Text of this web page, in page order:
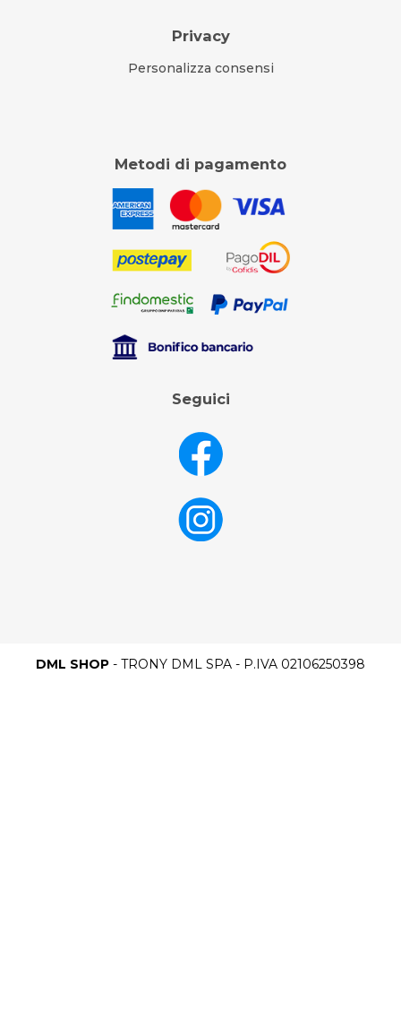
Privacy
Personalizza consensi
Metodi di pagamento
Seguici
DML SHOP - TRONY DML SPA - P.IVA 02106250398